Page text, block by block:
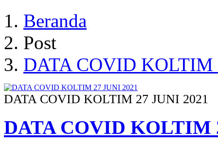
Beranda
Post
DATA COVID KOLTIM
DATA COVID KOLTIM 27 JUNI 2021
DATA COVID KOLTIM